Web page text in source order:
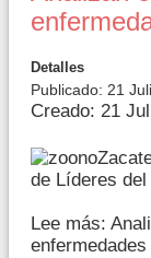
Detalles
Publicado: 21
Creado: 21
de Líderes
Lee más: